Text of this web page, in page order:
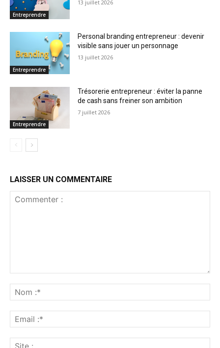
Entreprendre
13 juillet 2026
Entreprendre
Personal branding entrepreneur : devenir
visible sans jouer un personnage
13 juillet 2026
Entreprendre
Trésorerie entrepreneur : éviter la panne
de cash sans freiner son ambition
7 juillet 2026
LAISSER UN COMMENTAIRE
:*
:*